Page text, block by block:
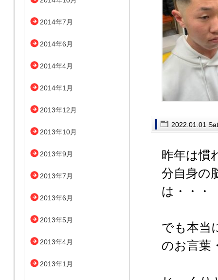
2022.01.01
昨年は慣
分自身の
は・・・
でも本当
のお言葉
2014年7月
2014年6月
2014年4月
2014年1月
2013年12月
2013年10月
2013年9月
2013年7月
2013年6月
2013年5月
2013年4月
2013年1月